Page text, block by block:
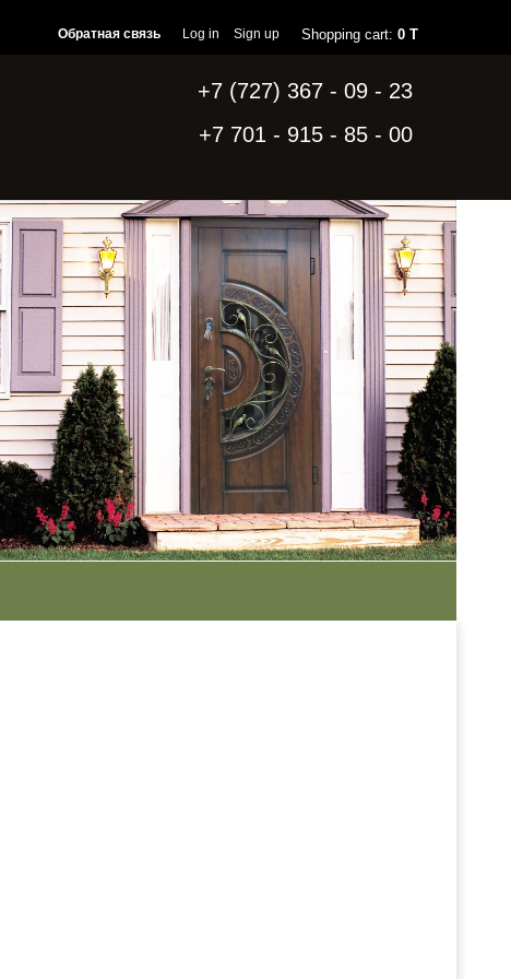
Shopping cart: 0 T
Log in Sign up
Обратная связь
+7 (727) 367 - 09 - 23
+7 701 - 915 - 85 - 00